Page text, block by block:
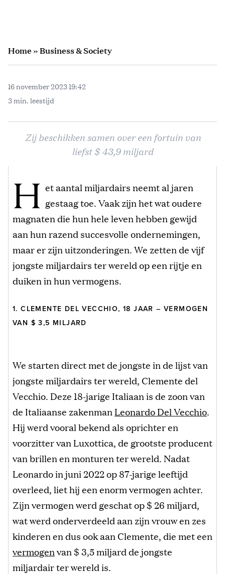
Home»Business & Society
16 november 2023 19:42
3 min. leestijd
Zij beschikken samen over een fortuin van
liefst $ 43,9 miljard
H et aantal miljardairs neemt al jaren
gestaag toe. Vaak zijn het wat oudere
magnaten die hun hele leven hebben gewijd
aan hun razend succesvolle ondernemingen,
maar er zijn uitzonderingen. We zetten de vijf
jongste miljardairs ter wereld op een rijtje en
duiken in hun vermogens.
1. CLEMENTE DEL VECCHIO, 18 JAAR – VERMOGEN
VAN $ 3,5 MILJARD
We starten direct met de jongste in de lijst van
jongste miljardairs ter wereld, Clemente del
Vecchio. Deze 18-jarige Italiaan is de zoon van
de Italiaanse zakenman Leonardo Del Vecchio.
Hij werd vooral bekend als oprichter en
voorzitter van Luxottica, de grootste producent
van brillen en monturen ter wereld. Nadat
Leonardo in juni 2022 op 87-jarige leeftijd
overleed, liet hij een enorm vermogen achter.
Zijn vermogen werd geschat op $ 26 miljard,
wat werd onderverdeeld aan zijn vrouw en zes
kinderen en dus ook aan Clemente, die met een
vermogenvan $ 3,5 miljard de jongste
miljardair ter wereld is.